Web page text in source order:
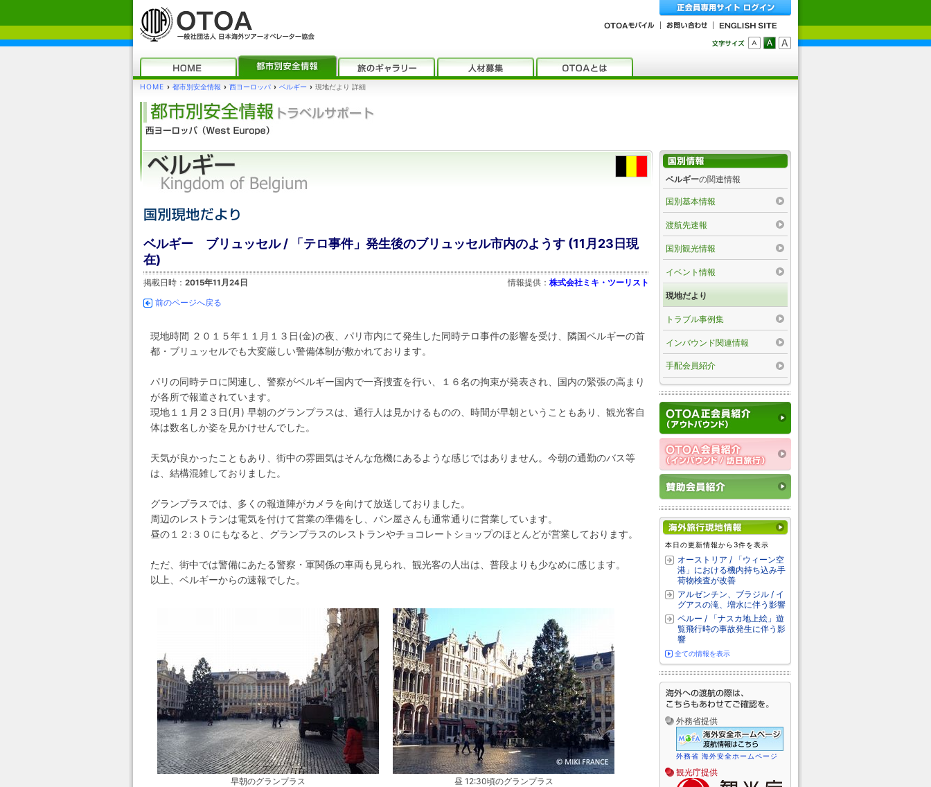
HOME › 都市別安全情報 › 西ヨーロッパ › ベルギー › 現地だより 詳細
ベルギー ブリュッセル / 「テロ事件」発生後のブリュッセル市内のようす (11月23日現
在)
掲載日時： 2015年11月24日 情報提供： 株式会社ミキ・ツーリスト
前のページへ戻る
現地時間 ２０１５年１１月１３日(金)の夜、パリ市内にて発生した同時テロ事件の影響を受け、隣国ベルギーの首
都・ブリュッセルでも大変厳しい警備体制が敷かれております。
パリの同時テロに関連し、警察がベルギー国内で一斉捜査を行い、１６名の拘束が発表され、国内の緊張の高まり
が各所で報道されています。
現地１１月２３日(月) 早朝のグランプラスは、通行人は見かけるものの、時間が早朝ということもあり、観光客自
体は数名しか姿を見かけせんでした。
天気が良かったこともあり、街中の雰囲気はそんな危機にあるような感じではありません。今朝の通勤のバス等
は、結構混雑しておりました。
グランプラスでは、多くの報道陣がカメラを向けて放送しておりました。
周辺のレストランは電気を付けて営業の準備をし、パン屋さんも通常通りに営業しています。
昼の１２:３０にもなると、グランプラスのレストランやチョコレートショップのほとんどが営業しております。
ただ、街中では警備にあたる警察・軍関係の車両も見られ、観光客の人出は、普段よりも少なめに感じます。
以上、ベルギーからの速報でした。
早朝のグランプラス 昼 12:30頃のグランプラス
ベルギーの関連情報
国別基本情報
渡航先速報
国別観光情報
イベント情報
現地だより
トラブル事例集
インバウンド関連情報
手配会員紹介
本日の更新情報から3件を表示
オーストリア / 「ウィーン空
港」における機内持ち込み手
荷物検査が改善
アルゼンチン、ブラジル / イ
グアスの滝、増水に伴う影響
ペルー / 「ナスカ地上絵」遊
覧飛行時の事故発生に伴う影
響
全ての情報を表示
外務省提供
外務省 海外安全ホームページ
観光庁提供